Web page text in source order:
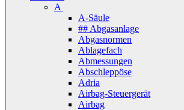
A
A-Säule
## Abgasanlage
Abgasnormen
Ablagefach
Abmessungen
Abschleppöse
Adria
Airbag-Steuergerät
Airbag